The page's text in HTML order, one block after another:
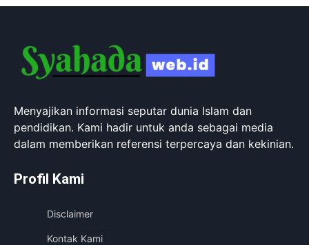
Menyajikan informasi seputar dunia Islam dan
pendidikan. Kami hadir untuk anda sebagai media
dalam memberikan referensi terpercaya dan kekinian.
Profil Kami
Disclaimer
Kontak Kami